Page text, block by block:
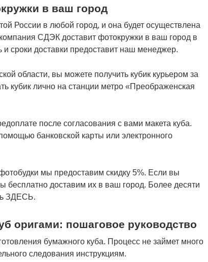
в ваш город
России в любой город, и она будет осуществлена
СДЭК доставит фотокружки в ваш город в
и сроки доставки предоставит наш менеджер.
области, вы можете получить кубик курьером за
кубик лично на станции метро «Преображенская
после согласования с вами макета куба.
банковской карты или электронного
мы предоставим скидку 5%. Если вы
бесплатно доставим их в ваш город. Более десяти
ЗДЕСЬ.
оригами: пошаговое руководство
бумажного куба. Процесс не займет много
следования инструкциям.